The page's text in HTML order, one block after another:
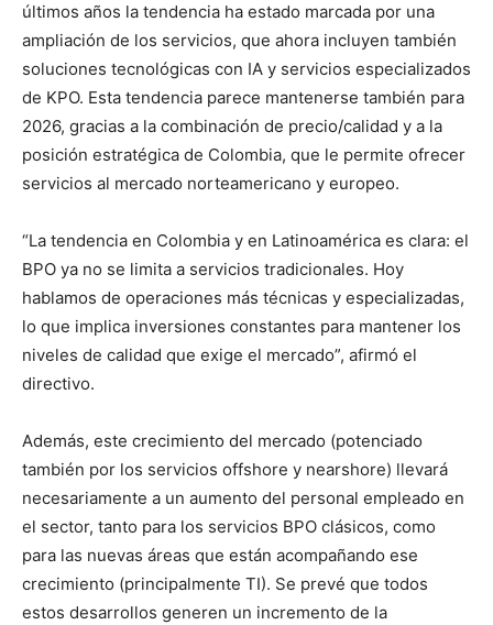
últimos años la tendencia ha estado marcada por una
ampliación de los servicios, que ahora incluyen también
soluciones tecnológicas con IA y servicios especializados
de KPO. Esta tendencia parece mantenerse también para
2026, gracias a la combinación de precio/calidad y a la
posición estratégica de Colombia, que le permite ofrecer
servicios al mercado norteamericano y europeo.
“La tendencia en Colombia y en Latinoamérica es clara: el
BPO ya no se limita a servicios tradicionales. Hoy
hablamos de operaciones más técnicas y especializadas,
lo que implica inversiones constantes para mantener los
niveles de calidad que exige el mercado”, afirmó el
directivo.
Además, este crecimiento del mercado (potenciado
también por los servicios offshore y nearshore) llevará
necesariamente a un aumento del personal empleado en
el sector, tanto para los servicios BPO clásicos, como
para las nuevas áreas que están acompañando ese
crecimiento (principalmente TI). Se prevé que todos
estos desarrollos generen un incremento de la